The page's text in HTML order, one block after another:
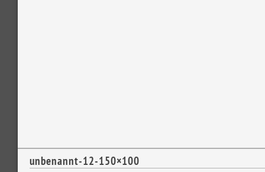
unbenannt-12-150×100